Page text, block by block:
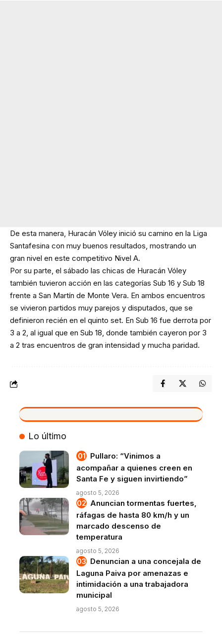
De esta manera, Huracán Vóley inició su camino en la Liga
Santafesina con muy buenos resultados, mostrando un
gran nivel en este competitivo Nivel A.
Por su parte, el sábado las chicas de Huracán Vóley
también tuvieron acción en las categorías Sub 16 y Sub 18
frente a San Martín de Monte Vera. En ambos encuentros
se vivieron partidos muy parejos y disputados, que se
definieron recién en el quinto set. En Sub 16 fue derrota por
3 a 2, al igual que en Sub 18, donde también cayeron por 3
a 2 tras encuentros de gran intensidad y mucha paridad.
VIVO
Lo último
Pullaro: “Vinimos a
acompañar a quienes creen en
Santa Fe y siguen invirtiendo”
agosto 5, 2026
Anuncian tormentas fuertes,
ráfagas de hasta 80 km/h y un
marcado descenso de
temperatura
agosto 5, 2026
Denuncian a una concejala de
Laguna Paiva por amenazas e
intimidación a una trabajadora
municipal
agosto 5, 2026